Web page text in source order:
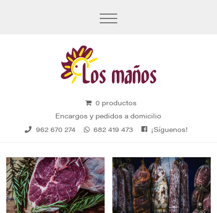
0 productos
Encargos y pedidos a domicilio
962 670 274
682 419 473 ¡Síguenos!